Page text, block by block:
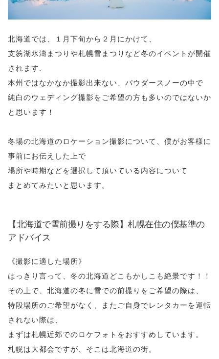
北海道では、１月下旬から２月にかけて、
支笏湖氷濤まつりや札幌雪まつりなど冬のイベントが開催
されます.
本州ではなかなか撮影出来ない、パウダースノーの中で
純白のウェディング撮影をご希望の方も多いのではないか
と思います！
冬場の北海道のロケーション撮影について、僕がお客様に
事前にお伝えした上で
場所や時期などを選択して頂いている内容について
まとめてみたいと思います。
【北海道で雪前撮りをする際】札幌在住の僕基準の
アドバイス
《撮影に適した場所》
はっきり言って、冬の北海道どこもかしこも絶景です！！
その上で、北海道の冬に雪での前撮りをご希望の際は、
特段場所のご希望がなく、またご自身でレンタカーを運転
されない際は、
まずは札幌近郊でのロケフォトをおすすめしています。
札幌は大都会ですが、そこは北海道の街。